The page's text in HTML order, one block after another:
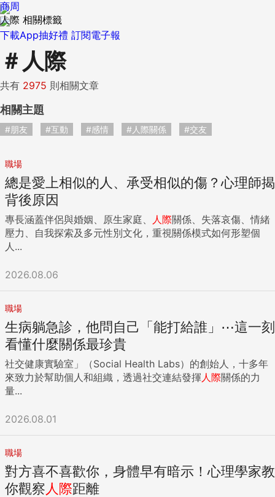
下載App抽好禮 訂閱電子報
商周
人際 相關標籤
＃ 人際
共有 2975 則相關文章
相關主題
#朋友 #互動 #感情 #人際關係 #交友
職場
總是愛上相似的人、承受相似的傷？心理師揭
背後原因
專長涵蓋伴侶與婚姻、原生家庭、 人際關係、失落哀傷、情緒
壓力、自我探索及多元性別文化，重視關係模式如何形塑個
人...
2026.08.06
職場
生病躺急診，他問自己「能打給誰」⋯這一刻
看懂什麼關係最珍貴
社交健康實驗室」（Social Health Labs）的創始人，十多年
來致力於幫助個人和組織，透過社交連結發揮 人際關係的力
量...
2026.08.01
職場
對方喜不喜歡你，身體早有暗示！心理學家教
你觀察人際距離